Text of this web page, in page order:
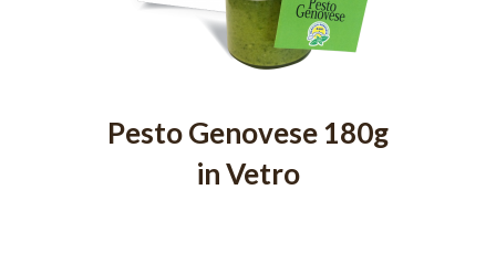
Pesto Genovese 180g
in Vetro